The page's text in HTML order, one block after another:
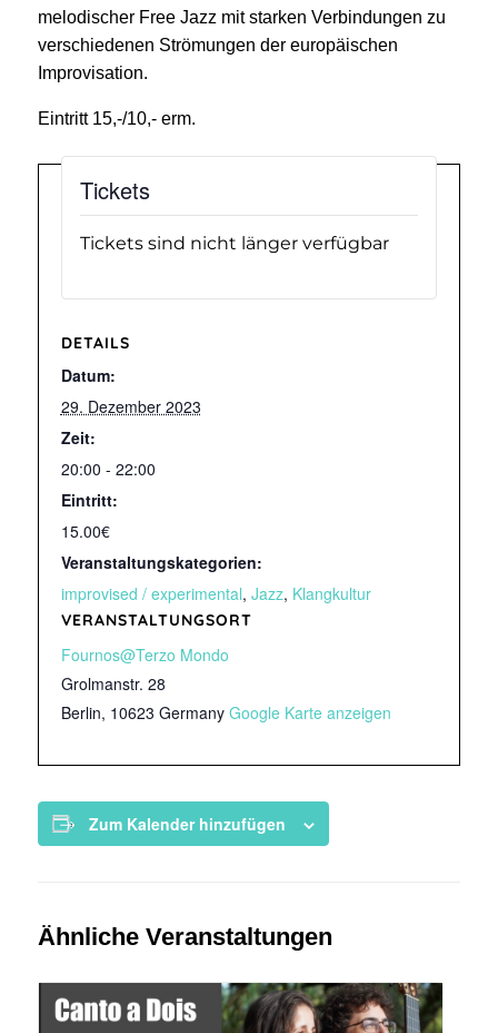
melodischer Free Jazz mit starken Verbindungen zu
verschiedenen Strömungen der europäischen
Improvisation.
Eintritt 15,-/10,- erm.
DETAILS
Datum:
29. Dezember 2023
Zeit:
20:00 - 22:00
Eintritt:
15.00€
Veranstaltungskategorien:
improvised / experimental, Jazz, Klangkultur
VERANSTALTUNGSORT
Fournos@Terzo Mondo
Grolmanstr. 28
Berlin, 10623 Germany Google Karte anzeigen
Tickets
Tickets sind nicht länger verfügbar
Zum Kalender hinzufügen
Ähnliche Veranstaltungen